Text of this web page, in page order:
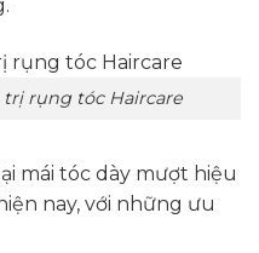
rụng tóc Haircare
mái tóc dày mượt hiệu
nay, với những ưu